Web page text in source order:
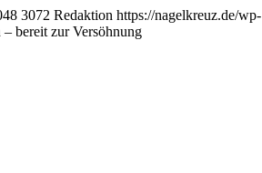
3072 Redaktion https://nagelkreuz.de/wp-
bereit zur Versöhnung